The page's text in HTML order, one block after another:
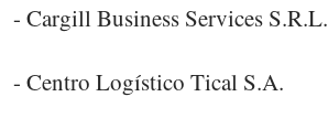
- Cargill Business Services S.R.L.
- Centro Logístico Tical S.A.